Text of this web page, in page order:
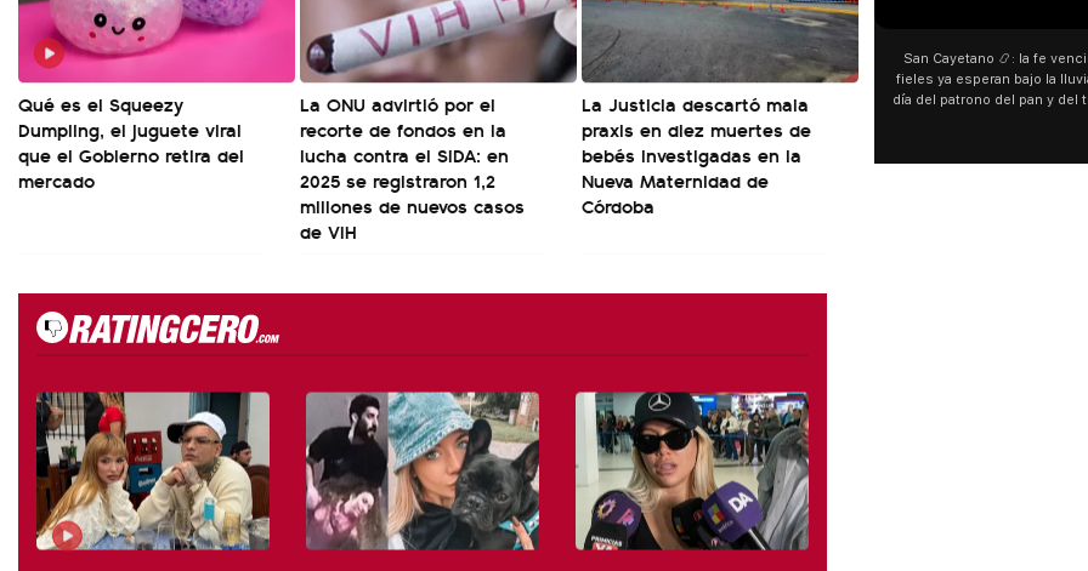
Qué es el Squeezy
Dumpling, el juguete viral
que el Gobierno retira del
mercado
La ONU advirtió por el
recorte de fondos en la
lucha contra el SIDA: en
2025 se registraron 1,2
millones de nuevos casos
de VIH
La Justicia descartó mala
praxis en diez muertes de
bebés investigadas en la
Nueva Maternidad de
Córdoba
San Cayetano 📿: la fe
fieles ya esperan bajo la
día del patrono del pan y del
y pedir. 🎙️